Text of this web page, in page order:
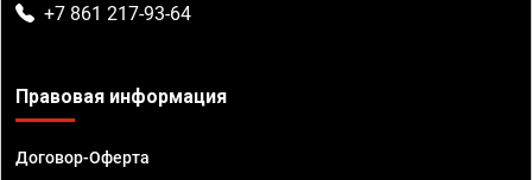
+7 861 217-93-64
Правовая информация
Договор-Оферта